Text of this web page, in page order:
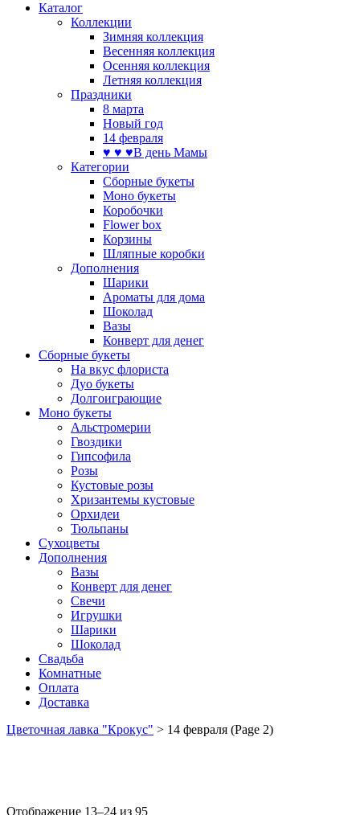
Каталог
Коллекции
Зимняя коллекция
Весенняя коллекция
Осенняя коллекция
Летняя коллекция
Праздники
8 марта
Новый год
14 февраля
♥ ♥ ♥В день Мамы
Категории
Сборные букеты
Моно букеты
Коробочки
Flower box
Корзины
Шляпные коробки
Дополнения
Шарики
Ароматы для дома
Шоколад
Вазы
Конверт для денег
Сборные букеты
На вкус флориста
Дуо букеты
Долгоиграющие
Моно букеты
Альстромерии
Гвоздики
Гипсофила
Розы
Кустовые розы
Хризантемы кустовые
Орхидеи
Тюльпаны
Сухоцветы
Дополнения
Вазы
Конверт для денег
Свечи
Игрушки
Шарики
Шоколад
Свадьба
Комнатные
Оплата
Доставка
Цветочная лавка "Крокус" > 14 февраля (Page 2)
Отображение 13–24 из 95